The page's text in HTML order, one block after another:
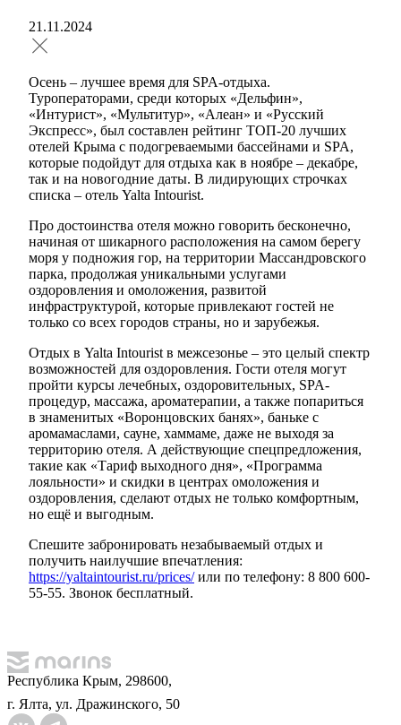
21.11.2024
Осень – лучшее время для SPA-отдыха.
Туроператорами, среди которых «Дельфин»,
«Интурист», «Мультитур», «Алеан» и «Русский
Экспресс», был составлен рейтинг ТОП-20 лучших
отелей Крыма с подогреваемыми бассейнами и SPA,
которые подойдут для отдыха как в ноябре – декабре,
так и на новогодние даты. В лидирующих строчках
списка – отель Yalta Intourist.
Про достоинства отеля можно говорить бесконечно,
начиная от шикарного расположения на самом берегу
моря у подножия гор, на территории Массандровского
парка, продолжая уникальными услугами
оздоровления и омоложения, развитой
инфраструктурой, которые привлекают гостей не
только со всех городов страны, но и зарубежья.
Отдых в Yalta Intourist в межсезонье – это целый спектр
возможностей для оздоровления. Гости отеля могут
пройти курсы лечебных, оздоровительных, SPA-
процедур, массажа, ароматерапии, а также попариться
в знаменитых «Воронцовских банях», баньке с
аромамаслами, сауне, хаммаме, даже не выходя за
территорию отеля. А действующие спецпредложения,
такие как «Тариф выходного дня», «Программа
лояльности» и скидки в центрах омоложения и
оздоровления, сделают отдых не только комфортным,
но ещё и выгодным.
Спешите забронировать незабываемый отдых и
получить наилучшие впечатления:
https://yaltaintourist.ru/prices/или по телефону: 8 800 600-
55-55. Звонок бесплатный.
Республика Крым, 298600,
г. Ялта, ул. Дражинского, 50